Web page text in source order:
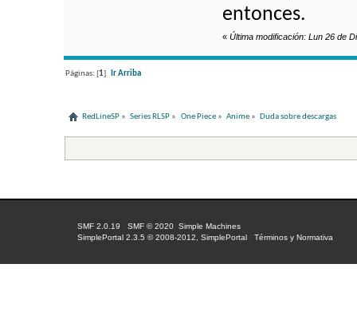
entonces.
«Última modificación: Lun 26 de
Páginas: [ 1] Ir Arriba
RedLineSP » Series RLSP » One Piece» Anime » Duda sobre descargas
SMF 2.0.19 |SMF © 2020 ,Simple Machines
SimplePortal 2.3.5 © 2008-2012, SimplePortal
|Términos y Normativa